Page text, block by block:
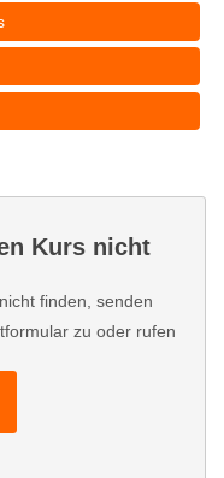
Kurs nicht
finden, senden
zu oder rufen